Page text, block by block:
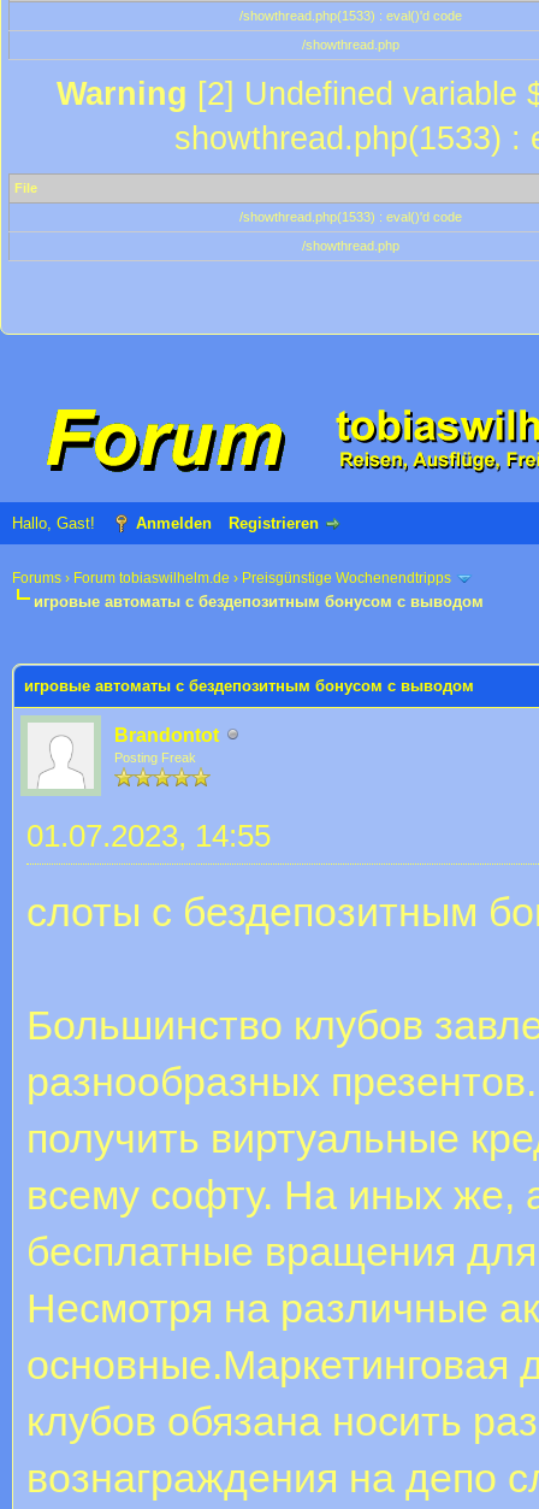
/showthread.php(1533) : eval()'d code
/showthread.php
Warning [2] Undefined variable
showthread.php(1533) :
File
/showthread.php(1533) : eval()'d code
/showthread.php
Hallo, Gast! Anmelden Registrieren
Forums › Forum tobiaswilhelm.de › Preisgünstige Wochenendtripps
игровые автоматы с бездепозитным бонусом с выводом
игровые автоматы с бездепозитным бонусом с выводом
Brandontot
Posting Freak
01.07.2023, 14:55
слоты с бездепозитным
Большинство клубов
разнообразных
получить виртуальные
всему софту. На иных же,
бесплатные вращения
Несмотря на различные
основные.Маркетинговая
клубов обязана носить
вознаграждения на депо